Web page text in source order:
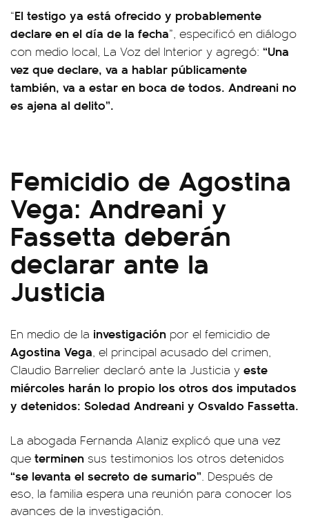
“El testigo ya está ofrecido y probablemente
declare en el día de la fecha”, especificó en diálogo
con medio local, La Voz del Interior y agregó: “Una
vez que declare, va a hablar públicamente
también, va a estar en boca de todos. Andreani no
es ajena al delito”.
Femicidio de Agostina
Vega: Andreani y
Fassetta deberán
declarar ante la
Justicia
En medio de la investigación por el femicidio de
Agostina Vega, el principal acusado del crimen,
Claudio Barrelier declaró ante la Justicia y este
miércoles harán lo propio los otros dos imputados
y detenidos: Soledad Andreani y Osvaldo Fassetta.
La abogada Fernanda Alaniz explicó que una vez
que terminen sus testimonios los otros detenidos
“se levanta el secreto de sumario”. Después de
eso, la familia espera una reunión para conocer los
avances de la investigación.